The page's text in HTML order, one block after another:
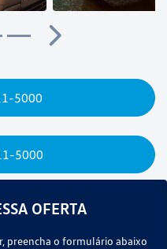
OFERTA
preencha o formulário abaixo
Próximo
5000
5000